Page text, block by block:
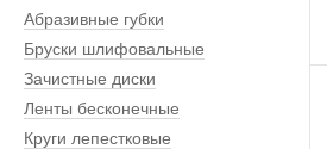
Абразивные губки
Бруски шлифовальные
Зачистные диски
Ленты бесконечные
Круги лепестковые